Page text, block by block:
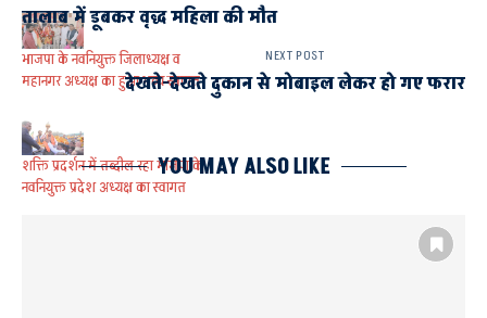
भाजपा के नवनियुक्त जिलाध्यक्ष व
महानगर अध्यक्ष का हुआ भव्य स्वागत
शक्ति प्रदर्शन में तब्दील रहा भाजपा के
नवनियुक्त प्रदेश अध्यक्ष का स्वागत
तालाब में डूबकर वृद्ध महिला की मौत
NEXT POST
देखते-देखते दुकान से मोबाइल लेकर हो गए फरार
YOU MAY ALSO LIKE